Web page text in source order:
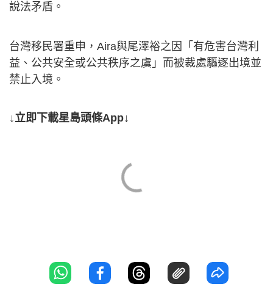
說法矛盾。
台灣移民署重申，Aira與尾澤裕之因「有危害台灣利
益、公共安全或公共秩序之虞」而被裁處驅逐出境並
禁止入境。
↓立即下載星島頭條App↓